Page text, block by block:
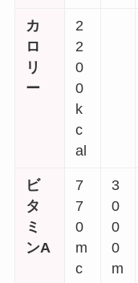
カ
ロ
リ
ー
2
2
0
0
k
c
al
ビ
タ
ミ
ンA
7
7
0
m
c
3
0
0
0
m